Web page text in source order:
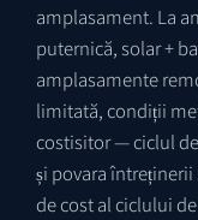
amplasament. La
puternică, solar +
amplasamente
limitată, condiții
costisitor — ciclul
și povara
de cost al ciclului